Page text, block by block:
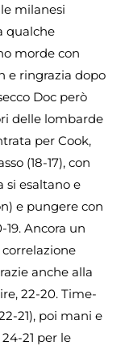
milanesi
qualche
morde con
e ringrazia dopo
Doc però
delle lombarde
per Cook,
(18-17), con
si esaltano e
e pungere con
Ancora un
anche alla
22-20. Time-
21), poi mani e
21 per le